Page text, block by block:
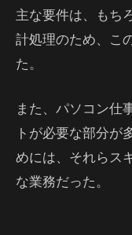
主な要件は、もち
計処理のため、こ
た。
また、パソコン仕
トが必要な部分が
めには、それらス
な業務だった。